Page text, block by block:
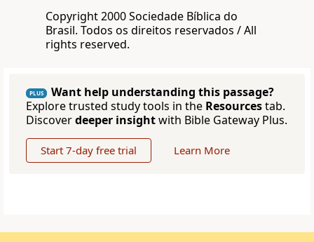
Copyright 2000 Sociedade Bíblica do
Brasil. Todos os direitos reservados / All
rights reserved.
PLUS
Want help understanding this passage?
Explore trusted study tools in the Resourcestab.
Discoverdeeper insightwith Bible Gateway Plus.
Start 7-day free trial Learn More